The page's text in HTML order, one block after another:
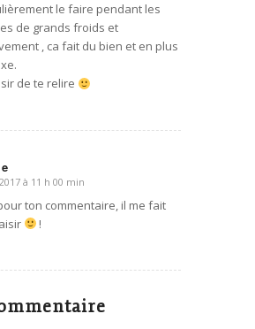
le faire pendant les
de grands froids et
, ca fait du bien et en plus
de te relire
à 11 h 00 min
ton commentaire, il me fait
!